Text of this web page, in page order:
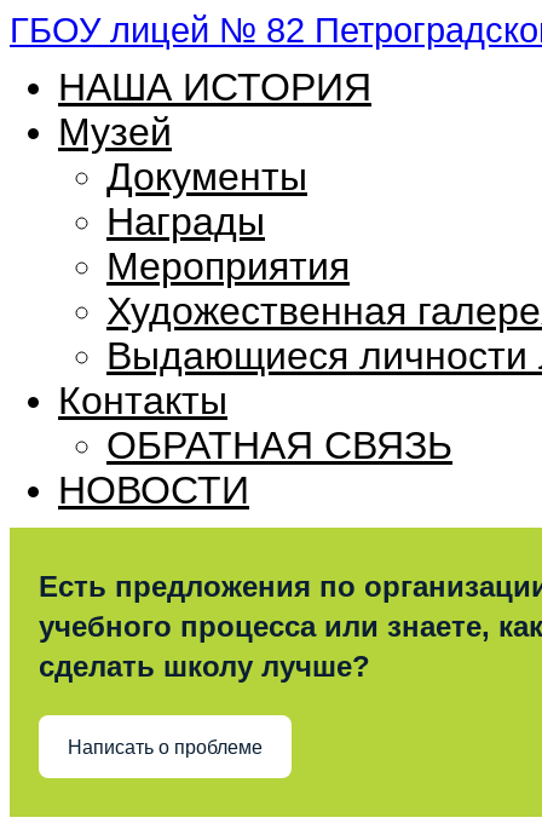
ГБОУ лицей № 82
НАША ИСТОРИЯ
Музей
Документы
Награды
Мероприятия
Художественная
Выдающиеся личности
Контакты
ОБРАТНАЯ СВЯЗЬ
НОВОСТИ
Есть предложения по
учебного процесса или знаете, как
сделать школу лучше?
Написать о проблеме